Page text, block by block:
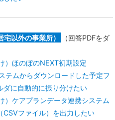
以外の事業所）
（回答PDFをダ
）ほのぼのNEXT初期設定
テムからダウンロードした予定フ
ダに自動的に振り分けたい
）ケアプランデータ連携システム
CSVファイル）を出力したい